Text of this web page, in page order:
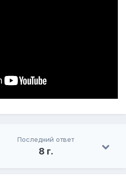
Последний ответ
8 г.